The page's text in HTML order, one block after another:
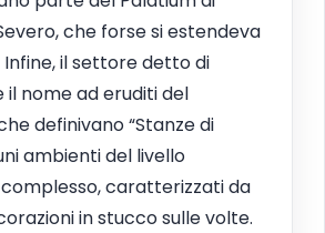
che forse si estendeva
Infine, il settore detto di
il nome ad eruditi del
definivano “Stanze di
ambienti del livello
caratterizzati da
in stucco sulle volte.